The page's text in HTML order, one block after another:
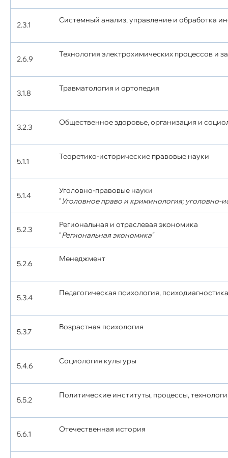
2.3.1
Системный анализ, управление и обработка
2.6.9
Технология электрохимических процессов и
3.1.8
Травматология и ортопедия
3.2.3
Общественное здоровье, организация и
5.1.1
Теоретико-исторические правовые науки
5.1.4
Уголовно-правовые науки
"Уголовное право и криминология; уголовно-
5.2.3
Региональная и отраслевая экономика
"Региональная экономика"
5.2.6
Менеджмент
5.3.4
Педагогическая психология,
5.3.7
Возрастная психология
5.4.6
Социология культуры
5.5.2
Политические институты, процессы,
5.6.1
Отечественная история